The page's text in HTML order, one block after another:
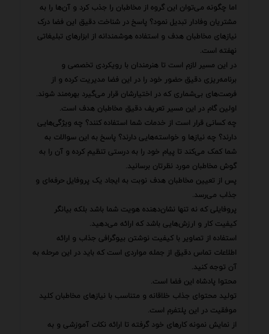
اما چگونه می‌توان این گروه از مخاطبان را جذب کرد و آن‌ها را به
مشتریان وفادار تبدیل نمود؟ پاسخ در شناخت دقیق این فضا درک
نیازهای مخاطبان هدف و استفاده هوشمندانه از ابزارهای تبلیغاتی
نهفته است.
در این مسیر لازم است تا هنرمندان با رویکردی تخصصی و
برنامه‌ریزی دقیق حضور خود را در این فضا مدیریت کرده و از
فرصت‌های بی‌شماری که در اختیارشان قرار می‌گیرد بهره‌مند شوند.
اولین گام در این مسیر تعریف دقیق مخاطبان هدف است.
چه کسانی قرار است از خدمات شما استفاده کنند؟ چه ویژگی‌هایی
دارند؟ چه نیازها و خواسته‌هایی دارند؟ پاسخ به این سوالات به
شما کمک می‌کند تا پیام خود را به درستی تنظیم کرده و آن را به
گوش مخاطبان مورد نظرتان برسانید.
پس از تعیین مخاطبان هدف نوبت به ایجاد یک پروفایل حرفه‌ای و
جذاب می‌رسد.
پروفایلی که نه تنها نشان‌دهنده هویت شما باشد بلکه بیانگر
کیفیت کار و ارزش‌هایی باشد که ارائه می‌دهید.
استفاده از تصاویر با کیفیت نوشتن بیوگرافی جذاب و ارائه
اطلاعات تماس دقیق از جمله مواردی است که باید در این مرحله به
آن توجه کنید.
محتوا پادشاه این فضا است.
تولید محتوای جذاب خلاقانه و متناسب با نیازهای مخاطبان کلید
موفقیت در این پلتفرم است.
از نمایش نمونه کارهای خود گرفته تا ارائه نکات آموزشی و به